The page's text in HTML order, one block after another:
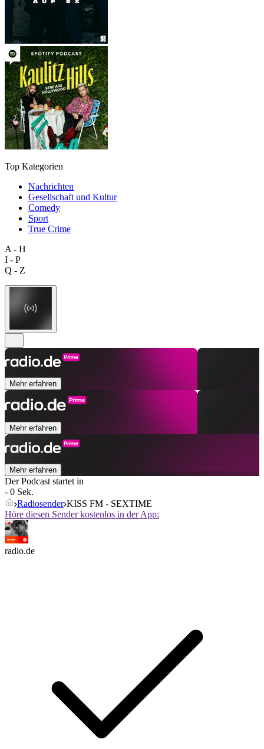
Top Kategorien
Nachrichten
Gesellschaft und Kultur
Comedy
Sport
True Crime
A - H
I - P
Q - Z
Mehr erfahren
Mehr erfahren
Mehr erfahren
Der Podcast startet in
- 0 Sek.
Radiosender KISS FM - SEXTIME
Höre diesen Sender kostenlos in der App:
radio.de